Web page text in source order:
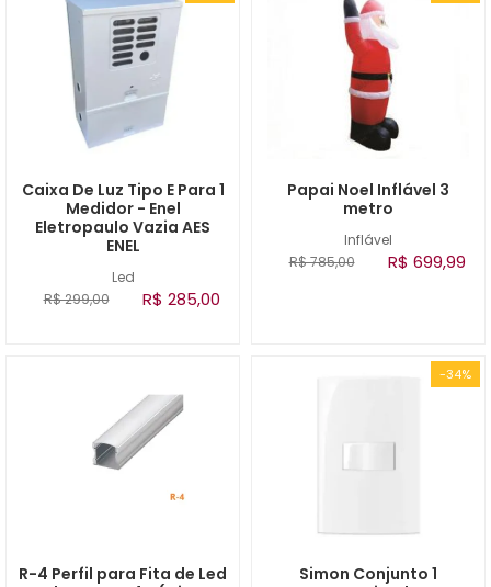
Led
Caixa De Luz Tipo E Para 1
Medidor - Enel
Eletropaulo Vazia AES
ENEL
R$ 299,00 R$ 285,00
Inflável
Papai Noel Inflável 3
metro
R$ 785,00 R$ 699,99
R-4 Perfil para Fita de Led
-34%
Simon Conjunto 1